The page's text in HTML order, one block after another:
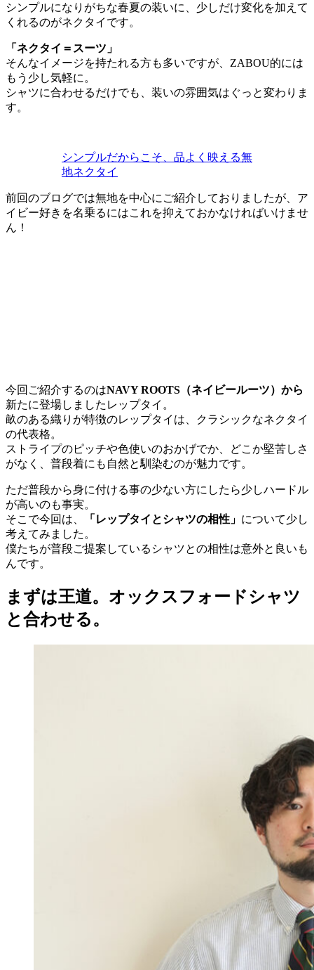
シンプルになりがちな春夏の装いに、少しだけ変化を加えて
くれるのがネクタイです。
「ネクタイ＝スーツ」
そんなイメージを持たれる方も多いですが、ZABOU的には
もう少し気軽に。
シャツに合わせるだけでも、装いの雰囲気はぐっと変わりま
す。
シンプルだからこそ、品よく映える無
地ネクタイ
前回のブログでは無地を中心にご紹介しておりましたが、ア
イビー好きを名乗るにはこれを抑えておかなければいけませ
ん！
今回ご紹介するのはNAVY ROOTS（ネイビールーツ）から
新たに登場しましたレップタイ。
畝のある織りが特徴のレップタイは、クラシックなネクタイ
の代表格。
ストライプのピッチや色使いのおかげでか、どこか堅苦しさ
がなく、普段着にも自然と馴染むのが魅力です。
ただ普段から身に付ける事の少ない方にしたら少しハードル
が高いのも事実。
そこで今回は、
「レップタイとシャツの相性」 について少し
考えてみました。
僕たちが普段ご提案しているシャツとの相性は意外と良いも
んです。
まずは王道。オックスフォードシャツ
と合わせる。